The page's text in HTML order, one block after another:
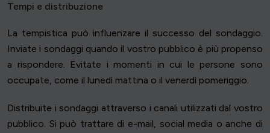
Tempi e distribuzione
La tempistica può influenzare il successo del sondaggio.
Inviate i sondaggi quando il vostro pubblico è più propenso
a rispondere. Evitate i momenti in cui le persone sono
occupate, come il lunedì mattina o il venerdì pomeriggio.
Distribuite i sondaggi attraverso i canali utilizzati dal vostro
pubblico. Si può trattare di e-mail, social media o anche di